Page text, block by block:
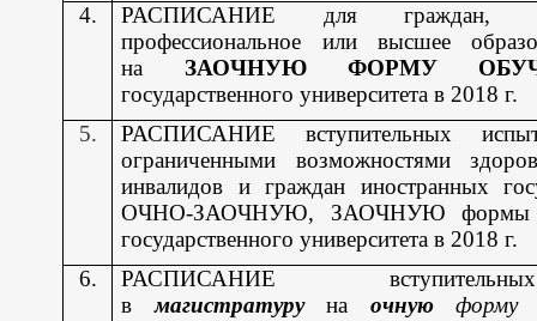
4.
РАСПИСАНИЕ для граждан,
профессиональное или высшее
на ЗАОЧНУЮ ФОРМУ
государственного университета в 2018 г.
5.
РАСПИСАНИЕ вступительных
ограниченными возможностями
инвалидов и граждан иностранных
ОЧНО-ЗАОЧНУЮ, ЗАОЧНУЮ формы
государственного университета в 2018 г.
6.
РАСПИСАНИЕ
вмагистратуру на очнуюформу